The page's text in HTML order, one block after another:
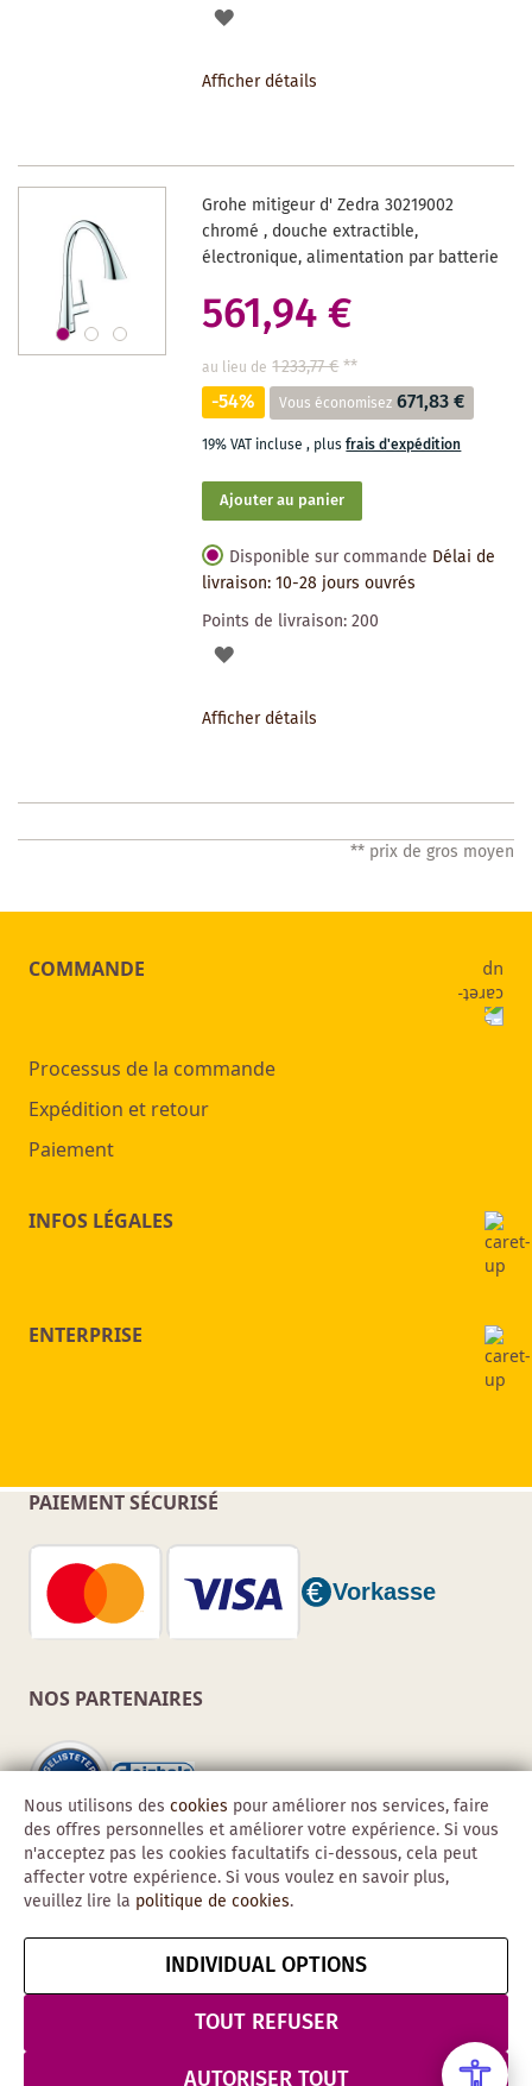
AJOUTER
SOUHAITS
Afficher détails
Grohe mitigeur d' Zedra 30219002
chromé , douche extractible,
électronique, alimentation par batterie
561,94 €
au lieu de 1 233,77 €**
-54% Vous économisez 671,83 €
19% VAT incluse, plusfrais d'expédition
Ajouter au panier
Disponible sur commande Délai de
livraison: 10-28 jours ouvrés
Points de livraison:200
AJOUTER
Afficher détails
** prix de gros moyen
COMMANDE
Processus de la commande
Expédition et retour
Paiement
INFOS LÉGALES
ENTERPRISE
PAIEMENT SÉCURISÉ
NOS PARTENAIRES
Copyright © 2026 Obadis GmbH
MentionsCGVConfidentialité
& Sécurité
Résilier le contrat
Nous utilisons des cookies pour améliorer nos services, faire
des offres personnelles et améliorer votre expérience. Si vous
n'acceptez pas les cookies facultatifs ci-dessous, cela peut
affecter votre expérience. Si vous voulez en savoir plus,
veuillez lire la politique de cookies.
INDIVIDUAL OPTIONS
TOUT REFUSER